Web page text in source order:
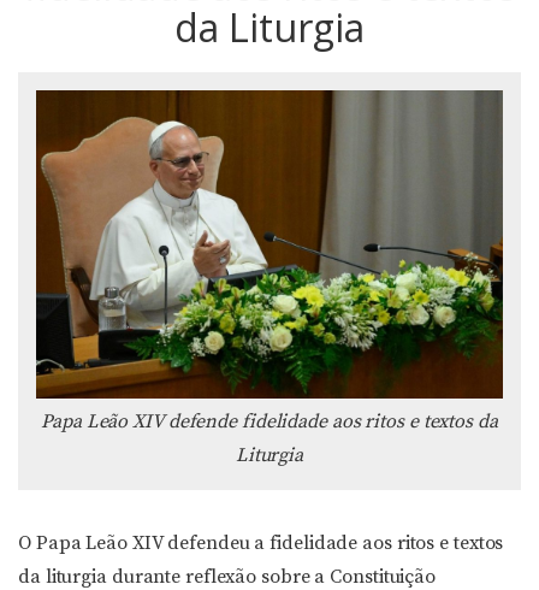
da Liturgia
Papa Leão XIV defende fidelidade aos ritos e textos da
Liturgia
O Papa Leão XIV defendeu a fidelidade aos ritos e textos
da liturgia durante reflexão sobre a Constituição